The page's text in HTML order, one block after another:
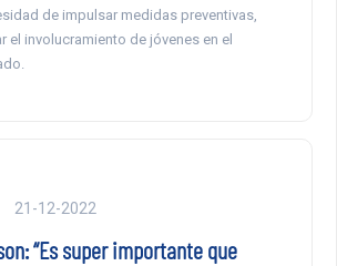
de impulsar medidas preventivas,
el involucramiento de jóvenes en el
21-12-2022
“Es super importante que